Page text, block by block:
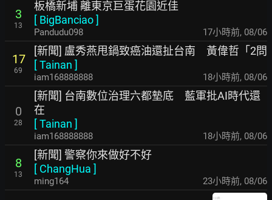
3
13
板橋新埔 離東京巨蛋花園近佳
[ BigBanciao]
Pandudu098 17小時前, 08/06
17
69
[新聞] 盧秀燕甩鍋致癌油還扯台南 黃偉哲「2問
[Tainan ]
iam168888888 18小時前, 08/06
0
28
[新聞] 台南數位治理六都墊底 藍軍批AI時代還
在
[Tainan ]
iam168888888 18小時前, 08/06
8
13
[新聞] 警察你來做好不好
[ ChangHua ]
ming164 23小時前, 08/06